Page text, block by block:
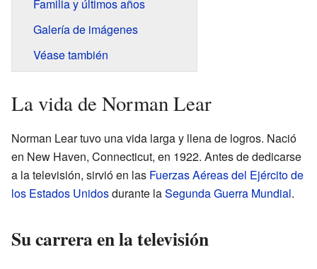
Familia y últimos años
Galería de imágenes
Véase también
La vida de Norman Lear
Norman Lear tuvo una vida larga y llena de logros. Nació
en New Haven, Connecticut, en 1922. Antes de dedicarse
a la televisión, sirvió en las Fuerzas Aéreas del Ejército de
los Estados Unidosdurante laSegunda Guerra Mundial.
Su carrera en la televisión